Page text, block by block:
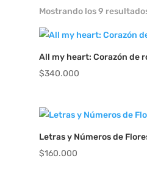
Mostrando los 9
All my heart: Corazón de
$340.000
Letras y Números de
$160.000